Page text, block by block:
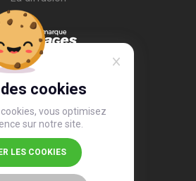
cookies
vous optimisez
sur notre site.
LES COOKIES